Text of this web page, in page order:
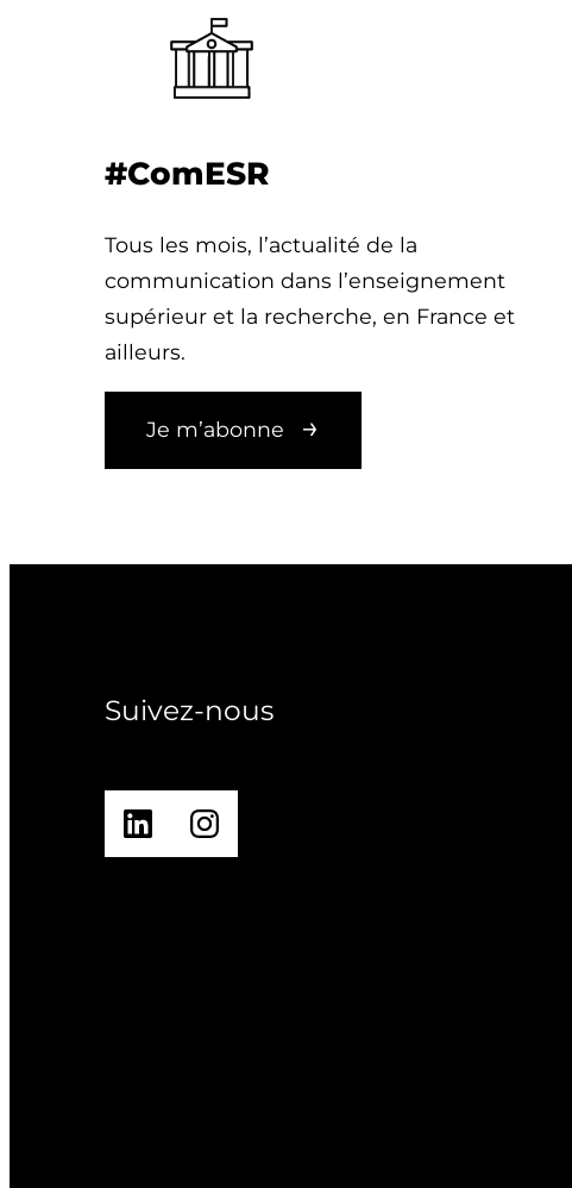
#ComESR
Tous les mois, l’actualité de la
communication dans l’enseignement
supérieur et la recherche, en France et
ailleurs.
Je m’abonne
Suivez-nous
LinkedInInstagram